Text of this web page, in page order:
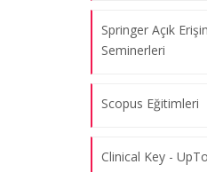
Springer Açık
Seminerleri
Scopus Eğitimleri
Clinical Key -
07.08.2026